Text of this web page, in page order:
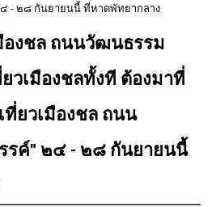
- ๒๘ กันยายนนี้ ที่หาดพัทยากลาง
องชล ถนนวัฒนธรรม
ยวเมืองชลทั้งที ต้องมาที่
ยวเมืองชล ถนน
รค์" ๒๔ - ๒๘ กันยายนนี้